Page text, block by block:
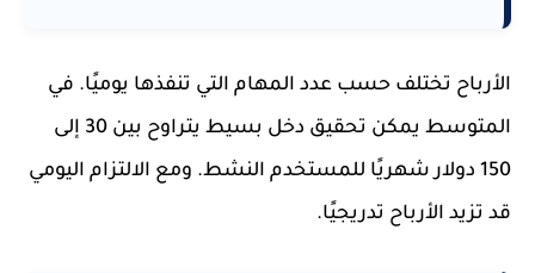
الأرباح تختلف حسب عدد المهام التي تنفذها يوميًا. في
المتوسط يمكن تحقيق دخل بسيط يتراوح بين 30 إلى
150 دولار شهريًا للمستخدم النشط. ومع الالتزام اليومي
قد تزيد الأرباح تدريجيًا.